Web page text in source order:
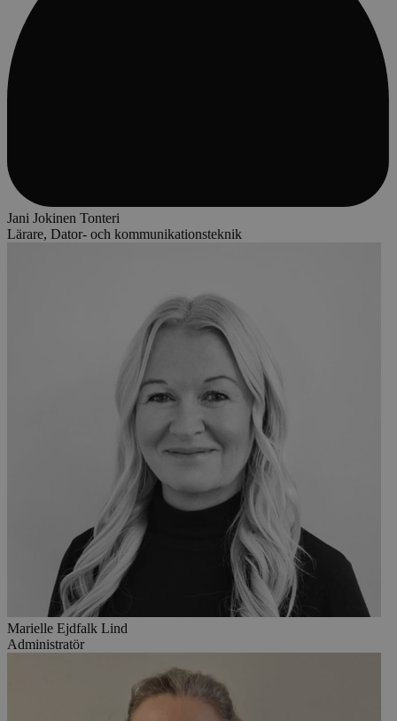
Jani Jokinen Tonteri
Lärare, Dator- och kommunikationsteknik
Marielle Ejdfalk Lind
Administratör